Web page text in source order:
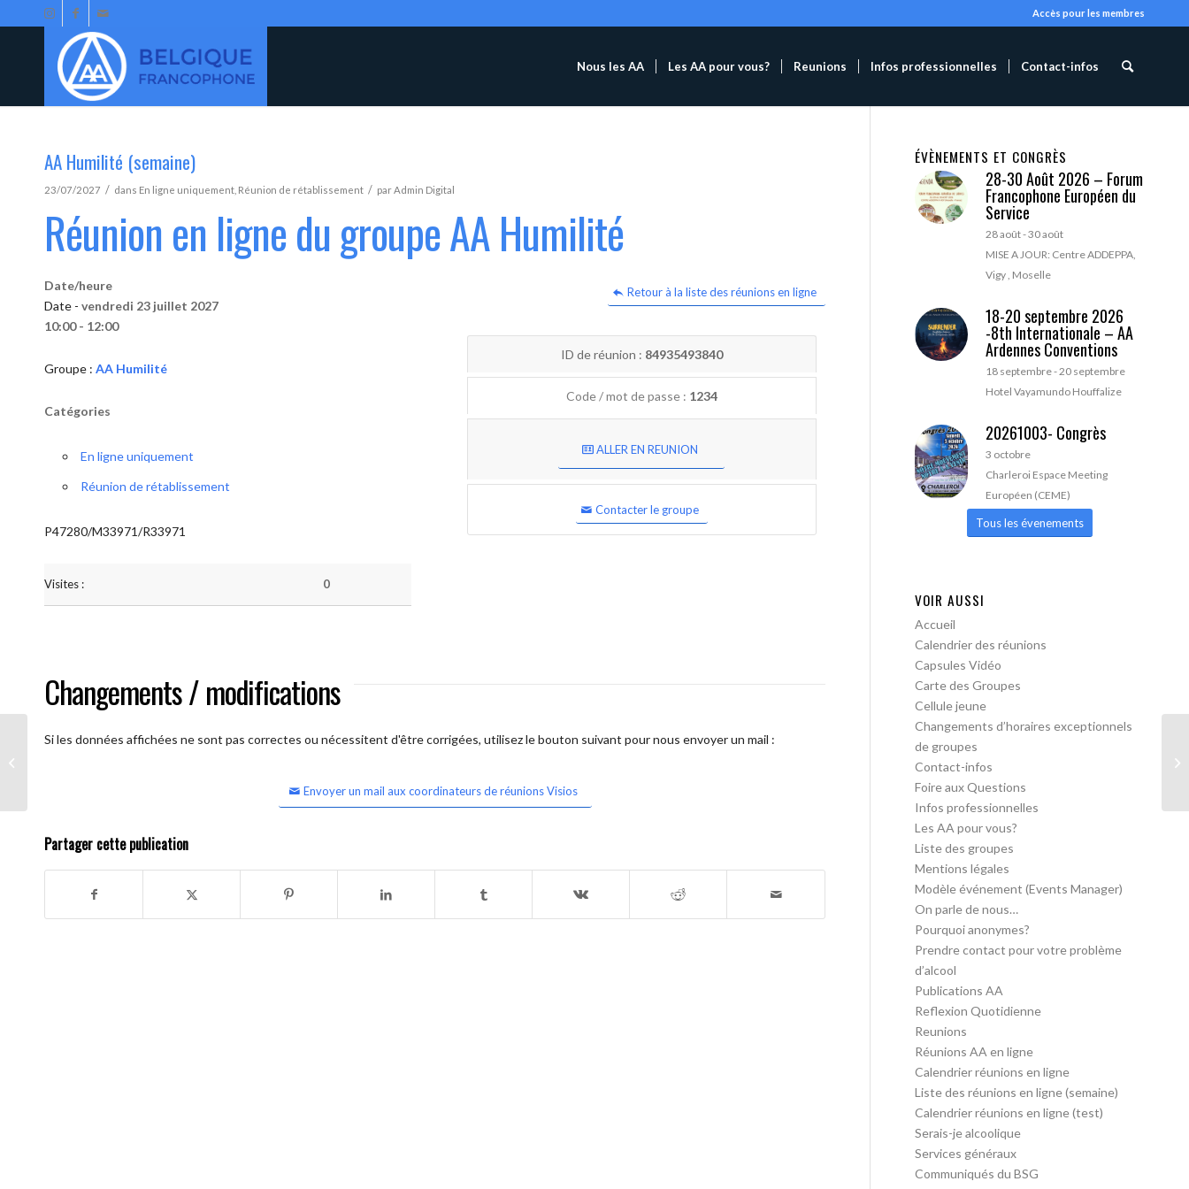
Accès pour les membres
Nous les AA Les AA pour vous? Reunions Infos professionnelles Contact-infos
AA Humilité (semaine)
23/07/2027 / dans En ligne uniquement Réunion de rétablissement / parAdmin Digital
Réunion en ligne du groupe AA Humilité
Retour à la liste des réunions en ligne
Date/heure
Date - vendredi 23 juillet 2027
10:00 - 12:00
Groupe : AA Humilité
Catégories
En ligne uniquement
Réunion de rétablissement
P47280/M33971/R33971
Visites : 0
ID de réunion : 84935493840
Code / mot de passe : 1234
ALLER EN REUNION
Contacter le groupe
Changements / modifications
Si les données affichées ne sont pas correctes ou nécessitent d'être corrigées, utilisez le bouton suivant pour nous envoyer un mail :
Envoyer un mail aux coordinateurs de réunions Visios
Partager cette publication
ÉVÈNEMENTS ET CONGRÈS
28-30 Août 2026 – Forum
Francophone Européen du
Service
28 août-30 août
MISE A JOUR: Centre ADDEPPA,
Vigy , Moselle
18-20 septembre 2026
-8th Internationale – AA
Ardennes Conventions
18 septembre-20 septembre
Hotel Vayamundo Houffalize
20261003- Congrès
3 octobre
Charleroi Espace Meeting
Européen (CEME)
Tous les évenements
VOIR AUSSI
Accueil
Calendrier des réunions
Capsules Vidéo
Carte des Groupes
Cellule jeune
Changements d’horaires exceptionnels
de groupes
Contact-infos
Foire aux Questions
Infos professionnelles
Les AA pour vous?
Liste des groupes
Mentions légales
Modèle événement (Events Manager)
On parle de nous…
Pourquoi anonymes?
Prendre contact pour votre problème
d’alcool
Publications AA
Reflexion Quotidienne
Reunions
Réunions AA en ligne
Calendrier réunions en ligne
Liste des réunions en ligne (semaine)
Calendrier réunions en ligne (test)
Serais-je alcoolique
Services généraux
Communiqués du BSG